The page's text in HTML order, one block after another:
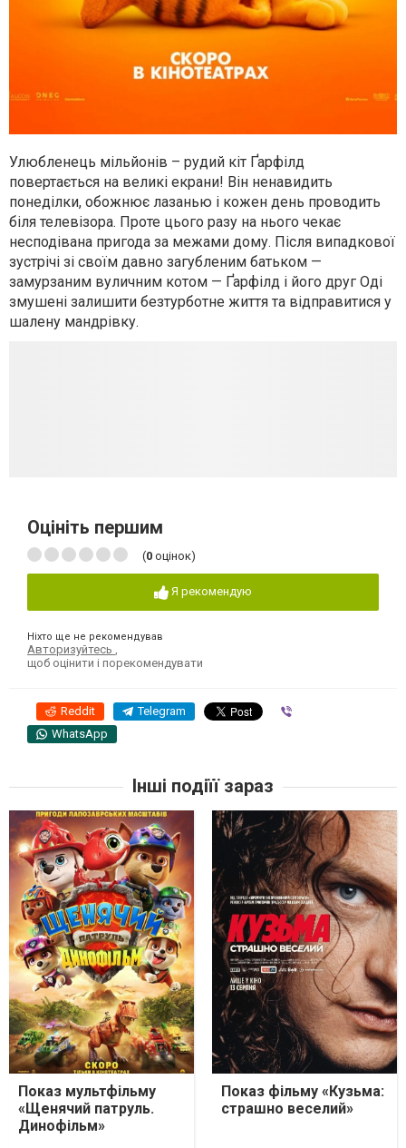
Улюбленець мільйонів – рудий кіт Ґарфілд
повертається на великі екрани! Він ненавидить
понеділки, обожнює лазанью і кожен день проводить
біля телевізора. Проте цього разу на нього чекає
несподівана пригода за межами дому. Після випадкової
зустрічі зі своїм давно загубленим батьком —
замурзаним вуличним котом — Ґарфілд і його друг Оді
змушені залишити безтурботне життя та відправитися у
шалену мандрівку.
Оцініть першим
(0 оцінок)
Я рекомендую
Ніхто ще не рекомендував
Авторизуйтесь
щоб оцінити і порекомендувати
Reddit Telegram
WhatsApp
Інші подіїї зараз
Показ мультфільму
«Щенячий патруль.
Динофільм»
Показ фільму «Кузьма:
страшно веселий»